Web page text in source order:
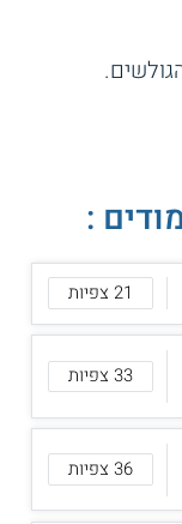
:
21 צפיות
33 צפיות
36 צפיות